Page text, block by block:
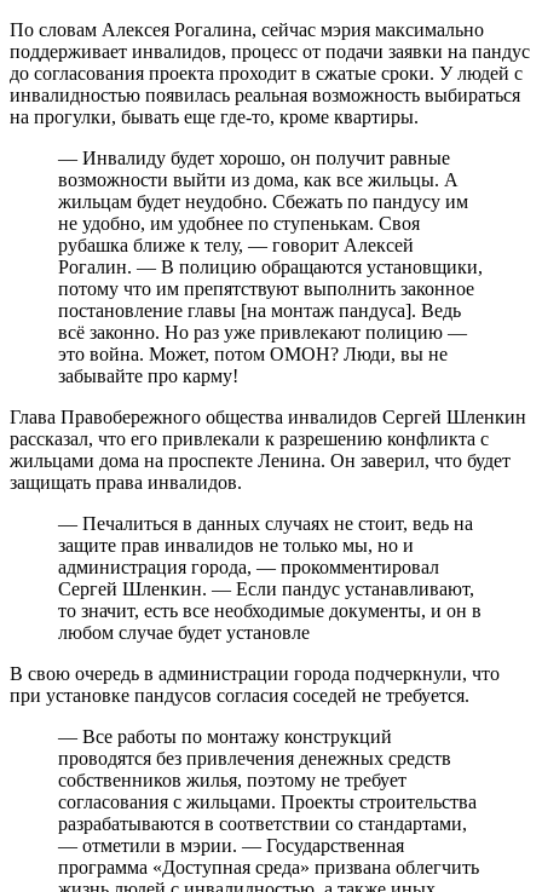
По словам Алексея Рогалина, сейчас мэрия максимально
поддерживает инвалидов, процесс от подачи заявки на пандус
до согласования проекта проходит в сжатые сроки. У людей с
инвалидностью появилась реальная возможность выбираться
на прогулки, бывать еще где-то, кроме квартиры.
— Инвалиду будет хорошо, он получит равные
возможности выйти из дома, как все жильцы. А
жильцам будет неудобно. Сбежать по пандусу им
не удобно, им удобнее по ступенькам. Своя
рубашка ближе к телу, — говорит Алексей
Рогалин. — В полицию обращаются установщики,
потому что им препятствуют выполнить законное
постановление главы [на монтаж пандуса]. Ведь
всё законно. Но раз уже привлекают полицию —
это война. Может, потом ОМОН? Люди, вы не
забывайте про карму!
Глава Правобережного общества инвалидов Сергей Шленкин
рассказал, что его привлекали к разрешению конфликта с
жильцами дома на проспекте Ленина. Он заверил, что будет
защищать права инвалидов.
— Печалиться в данных случаях не стоит, ведь на
защите прав инвалидов не только мы, но и
администрация города, — прокомментировал
Сергей Шленкин. — Если пандус устанавливают,
то значит, есть все необходимые документы, и он в
любом случае будет установле
В свою очередь в администрации города подчеркнули, что
при установке пандусов согласия соседей не требуется.
— Все работы по монтажу конструкций
проводятся без привлечения денежных средств
собственников жилья, поэтому не требует
согласования с жильцами. Проекты строительства
разрабатываются в соответствии со стандартами,
— отметили в мэрии. — Государственная
программа «Доступная среда» призвана облегчить